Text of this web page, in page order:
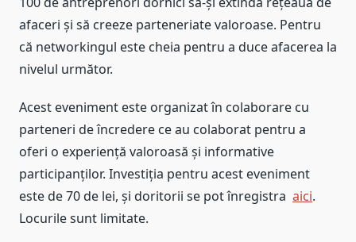
afaceri și să creeze parteneriate valoroase. Pentru
că networkingul este cheia pentru a duce afacerea la
nivelul următor.
Acest eveniment este organizat în colaborare cu
parteneri de încredere ce au colaborat pentru a
oferi o experiență valoroasă și informative
participanților. Investiția pentru acest eveniment
este de 70 de lei, și doritorii se pot înregistra aici.
Locurile sunt limitate.